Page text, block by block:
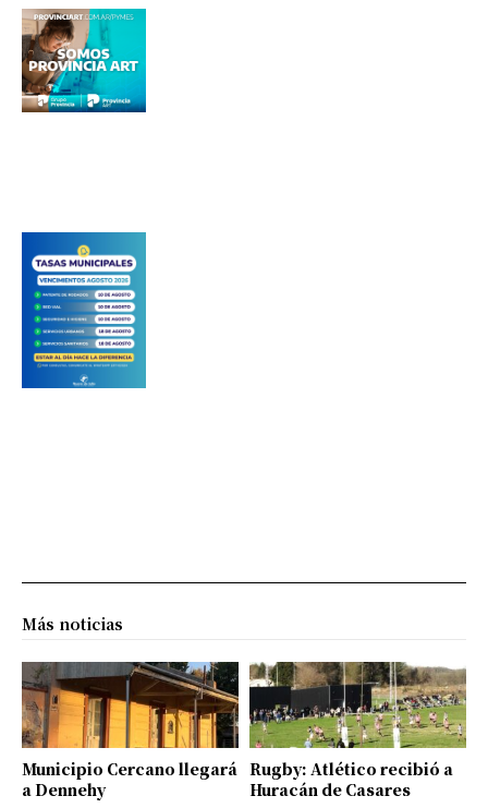
Más noticias
Municipio Cercano llegará
a Dennehy
Rugby: Atlético recibió a
Huracán de Casares